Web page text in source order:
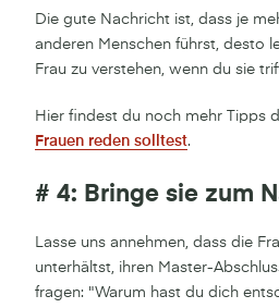
Die gute Nachricht ist, dass je
anderen Menschen führst, desto
Frau zu verstehen, wenn du sie
Hier findest du noch mehr Tipps
Frauen reden solltest.
# 4: Bringe sie zum
Lasse uns annehmen, dass die
unterhältst, ihren Master-
fragen: "Warum hast du dich